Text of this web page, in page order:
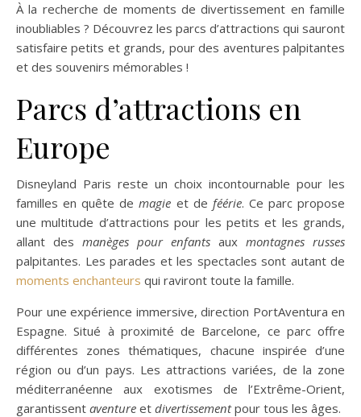
À la recherche de moments de divertissement en famille
inoubliables ? Découvrez les parcs d’attractions qui sauront
satisfaire petits et grands, pour des aventures palpitantes
et des souvenirs mémorables !
Parcs d’attractions en
Europe
Disneyland Paris reste un choix incontournable pour les
familles en quête demagie et de féérie. Ce parc propose
une multitude d’attractions pour les petits et les grands,
allant des manèges pour enfants aux montagnes russes
palpitantes. Les parades et les spectacles sont autant de
moments enchanteurs qui raviront toute la famille.
Pour une expérience immersive, direction PortAventura en
Espagne. Situé à proximité de Barcelone, ce parc offre
différentes zones thématiques, chacune inspirée d’une
région ou d’un pays. Les attractions variées, de la zone
méditerranéenne aux exotismes de l’Extrême-Orient,
garantissent aventure et divertissementpour tous les âges.